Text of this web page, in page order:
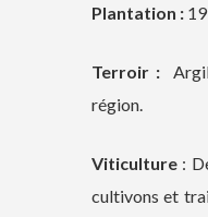
Plantation :
Terroir :
région.
Viticulture :
cultivons et